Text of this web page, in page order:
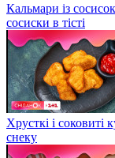
Кальмари із
сосиски в тісті
Хрусткі і соковиті
снеку